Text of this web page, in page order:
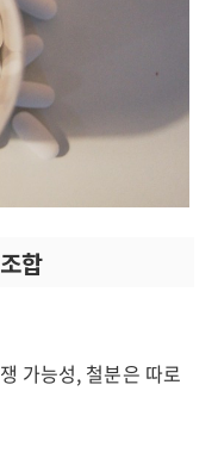
합
가능성, 철분은 따로